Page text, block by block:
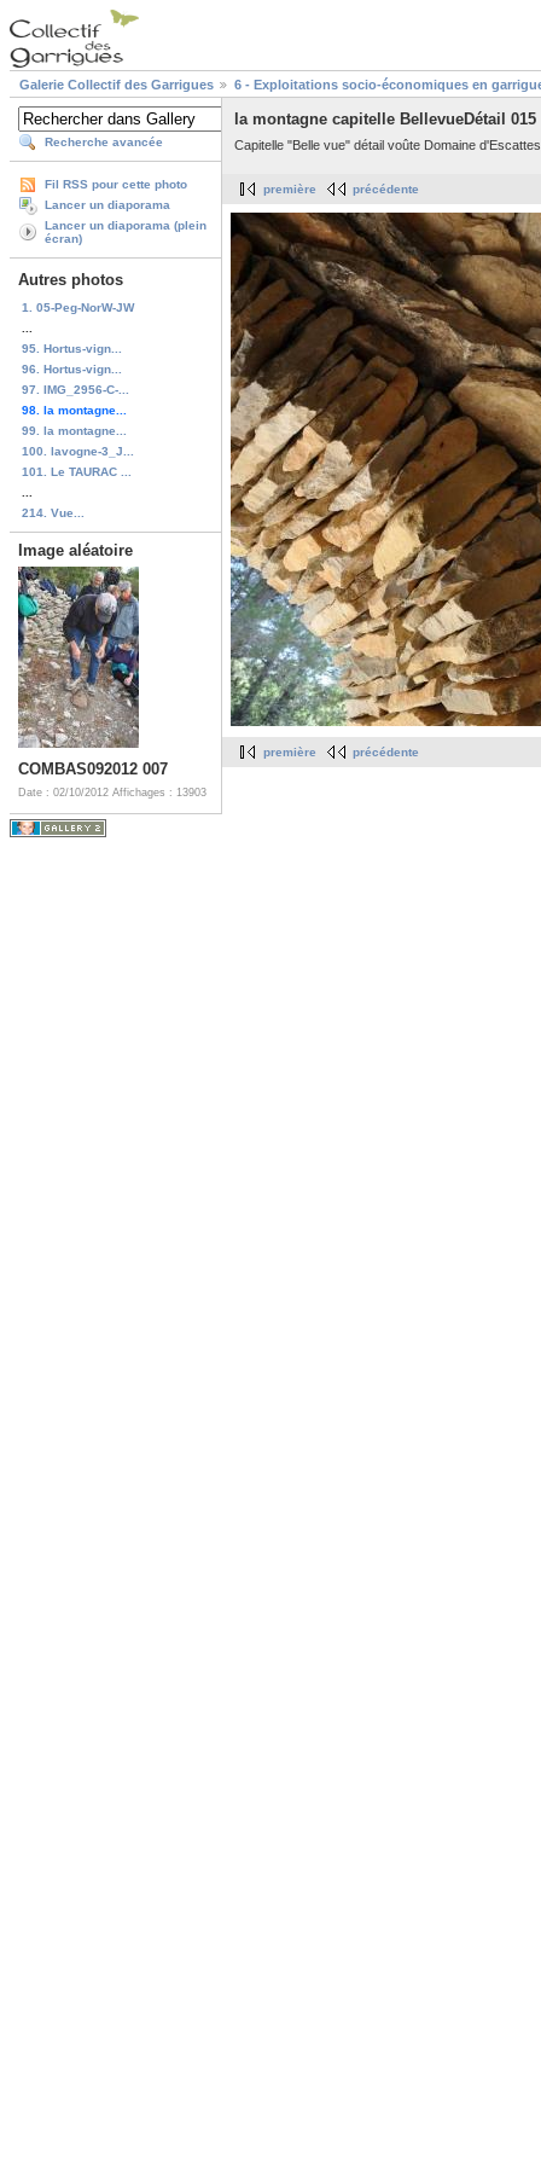
Galerie Collectif des Garrigues 6 - Exploitations socio-économiques en
Recherche avancée
Fil RSS pour cette photo
Lancer un diaporama
Lancer un diaporama (plein
écran)
Autres photos
1. 05-Peg-NorW-JW
95. Hortus-vign...
96. Hortus-vign...
97. IMG_2956-C-...
98. la montagne...
99. la montagne...
100. lavogne-3_J...
101. Le TAURAC ...
214. Vue...
Image aléatoire
COMBAS092012 007
Date : 02/10/2012 Affichages : 13903
la montagne capitelle BellevueDétail 015
Capitelle "Belle vue" détail voûte Domaine
première précédente
première précédente